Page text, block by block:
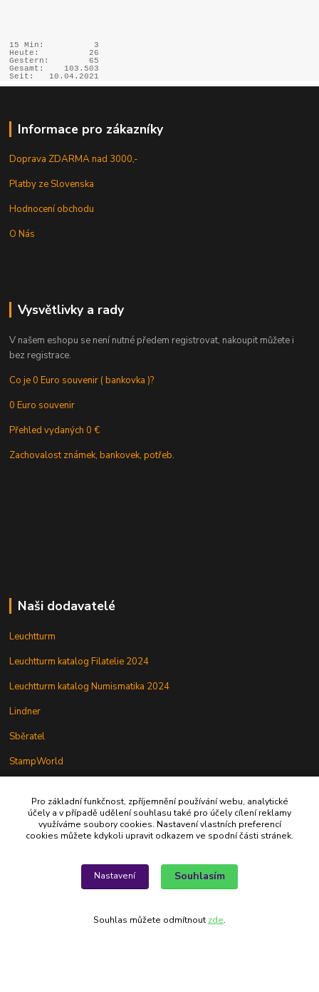
15 Min:
3
Heute:
26
Gestern:
65
Gesamt:
103.503
Seit:
10.04.2021
Informace pro zákazníky
Doprava ZDARMA nad 3000,-
Platby ze Slovenska
Hodnocení obchodu
O Nás
Vysvětlivky a rady
V našem eshopu se není nutné předem registrovat, nakoupit můžete i
bez registrace.
Co je 0 Euro souvenir ( bankovka )?
0 Euro souvenir
Přehled vydaných 0 €
Zachovalost známek, bankovek, potřeb.
Naši dodavatelé
Leuchtturm
Leuchtturm katalog Filatelie 2024
Leuchtturm katalog Numismatika 2024
Lindner
Sběratel
StampWorld
777 326 454
alfila@seznam.cz
Pro základní funkčnost, zpříjemnění používání webu, analytické
účely a v případě udělení souhlasu také pro účely cílení reklamy
využíváme soubory cookies. Nastavení vlastních preferencí
cookies můžete kdykoli upravit odkazem ve spodní části stránek.
Nastavení Souhlasím
Souhlas můžete odmítnout zde.